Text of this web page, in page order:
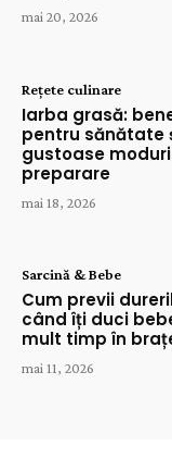
mai 20, 2026
Rețete culinare
Iarba grasă:
pentru sănătate
gustoase
preparare
mai 18, 2026
Sarcină & Bebe
Cum previi
când îți duci
mult timp în
mai 11, 2026